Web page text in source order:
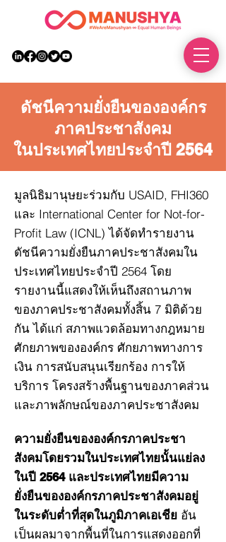
ดัชนีความยั่งยืนขององค์กร
ภาคประชาสังคม
ในประเทศไทยประจำปี 2564
มูลนิธิมานุษยะร่วมกับ USAID, FHI360
และ International Center for Not-for-
Profit Law (ICNL) ได้จัดทำรายงาน
ดัชนีความยั่งยืนภาคประชาสังคมใน
ประเทศไทยประจำปี 2564 โดย
รายงานนี้แสดงให้เห็นถึงสถานภาพ
ของภาคประชาสังคมทั้งสิ้น 7 มิติด้วย
กัน ได้แก่ สภาพแวดล้อมทางกฎหมาย
ศักยภาพขององค์กร ศักยภาพทางการ
เงิน การสนับสนุนเรียกร้อง การให้
บริการ โครงสร้างพื้นฐานของภาคส่วน
และภาพลักษณ์ของภาคประชาสังคม
ความยั่งยืนขององค์กรภาคประชา
สังคมโดยรวมในประเทศไทยนั้นแย่ลง
ในปี 2564 และประเทศไทยมีความ
ยั่งยืนขององค์กรภาคประชาสังคมอยู่
ในระดับต่ำที่สุดในภูมิภาคเอเชีย อัน
เป็นผลมาจากพื้นที่ในการแสดงออกที่